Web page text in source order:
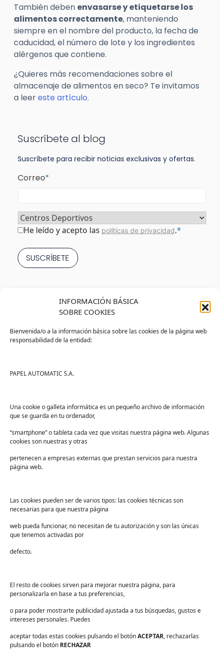
INFORMACIÓN BÁSICA
SOBRE COOKIES
Bienvenida/o a la información básica sobre las cookies de la página web
responsabilidad de la entidad:
PAPEL AUTOMATIC S.A.
Una cookie o galleta informática es un pequeño archivo de información
que se guarda en tu ordenador,
“smartphone” o tableta cada vez que visitas nuestra página web. Algunas
cookies son nuestras y otras
pertenecen a empresas externas que prestan servicios para nuestra
página web.
Las cookies pueden ser de varios tipos: las cookies técnicas son
necesarias para que nuestra página
web pueda funcionar, no necesitan de tu autorización y son las únicas
que tenemos activadas por
defecto.
El resto de cookies sirven para mejorar nuestra página, para
personalizarla en base a tus preferencias,
o para poder mostrarte publicidad ajustada a tus búsquedas, gustos e
intereses personales. Puedes
aceptar todas estas cookies pulsando el botónACEPTAR, rechazarlas
pulsando el botón RECHAZAR
También deben envasarse y etiquetarse los
alimentos correctamente, manteniendo
siempre en el nombre del producto, la fecha de
caducidad, el número de lote y los ingredientes
alérgenos que contiene.
¿Quieres más recomendaciones sobre el
almacenaje de alimentos en seco? Te invitamos
a leereste artículo.
Suscríbete al blog
Suscríbete para recibir noticias exclusivas y ofertas.
Correo*
Sector*
Consentimiento*
He leído y acepto las políticas de privacidad.*
Sanidad
Educación
Centros deportivos
Servicios
Industria alimentaria
Tienda PAPELMATIC
Lista de deseos
Términos y condiciones
Devoluciones
Suscríbete para recibir noticias exclusivas y ofertas.
Correo
electrónico*
sector *
Consentimiento*
He leído y acepto laspolíticas de privacidad.*